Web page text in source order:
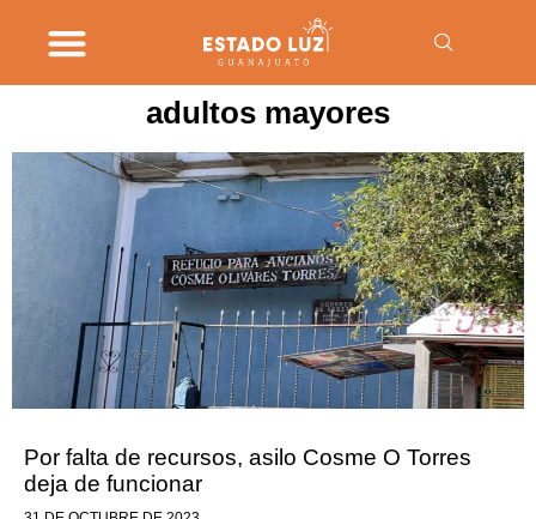
adultos mayores
Por falta de recursos, asilo Cosme O Torres
deja de funcionar